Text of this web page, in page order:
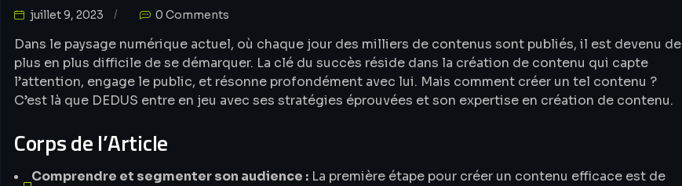
juillet 9, 2023 0 Comments
Dans le paysage numérique actuel, où chaque jour des milliers de contenus sont publiés, il est devenu de
plus en plus difficile de se démarquer. La clé du succès réside dans la création de contenu qui capte
l’attention, engage le public, et résonne profondément avec lui. Mais comment créer un tel contenu ?
C’est là que DEDUS entre en jeu avec ses stratégies éprouvées et son expertise en création de contenu.
Corps de l’Article
Comprendre et segmenter son audience : La première étape pour créer un contenu efficace est de